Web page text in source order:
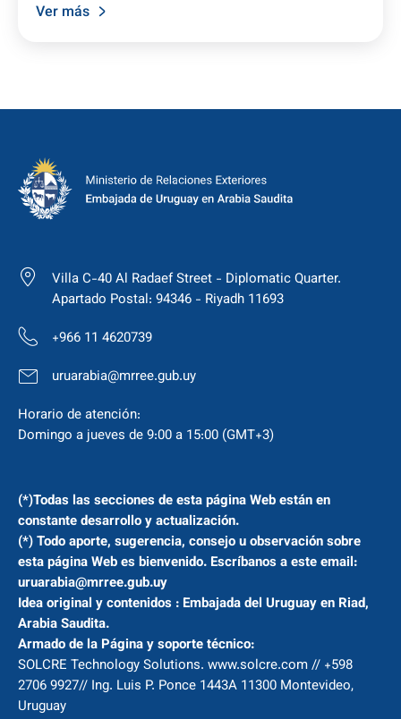
Ver más
Villa C-40 Al Radaef Street - Diplomatic Quarter.
Apartado Postal: 94346 - Riyadh 11693
+966 11 4620739
uruarabia@mrree.gub.uy
Horario de atención:
Domingo a jueves de 9:00 a 15:00 (GMT+3)
(*)Todas las secciones de esta página Web están en
constante desarrollo y actualización.
(*) Todo aporte, sugerencia, consejo u observación sobre
esta página Web es bienvenido. Escríbanos a este email:
uruarabia@mrree.gub.uy
Idea original y contenidos : Embajada del Uruguay en Riad,
Arabia Saudita.
Armado de la Página y soporte técnico:
SOLCRE Technology Solutions. www.solcre.com // +598
2706 9927// Ing. Luis P. Ponce 1443A 11300 Montevideo,
Uruguay